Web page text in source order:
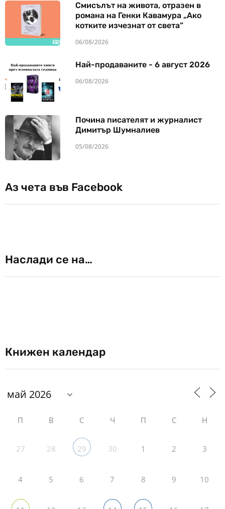
Смисълът на живота, отразен в
романа на Генки Кавамура „Ако
котките изчезнат от света“
06/08/2026
Най-продаваните - 6 август 2026
06/08/2026
Почина писателят и журналист
Димитър Шумналиев
05/08/2026
Аз чета във Facebook
Наслади се на…
Книжен календар
П В С Ч П С Н
27 28 29 30 1 2 3
4 5 6 7 8 9 10